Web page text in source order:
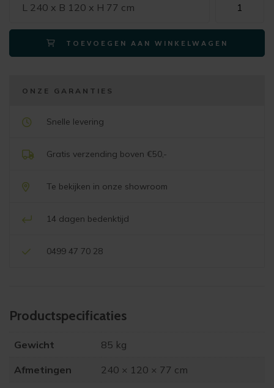
L 240 x B 120 x H 77 cm
LUND
ovaal
240x120
TOEVOEGEN AAN WINKELWAGEN
ONZE GARANTIES
Snelle levering
Gratis verzending boven €50,-
Te bekijken in onze showroom
14 dagen bedenktijd
0499 47 70 28
Product­specificaties
Gewicht 85 kg
Afmetingen 240 × 120 × 77 cm